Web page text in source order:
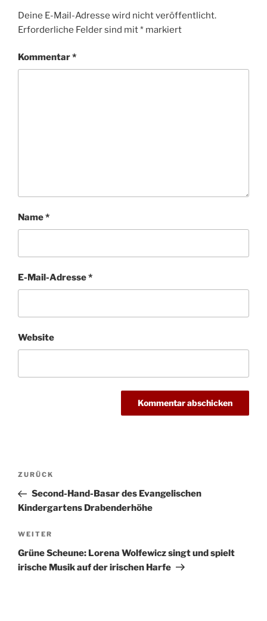
Deine E-Mail-Adresse wird nicht veröffentlicht.
Erforderliche Felder sind mit* markiert
Kommentar*
Name*
E-Mail-Adresse*
Website
Beitragsnavigation
Vorheriger
Beitrag
ZURÜCK
Second-Hand-Basar des Evangelischen
Kindergartens Drabenderhöhe
Nächster
Beitrag
WEITER
Grüne Scheune: Lorena Wolfewicz singt und spielt
irische Musik auf der irischen Harfe